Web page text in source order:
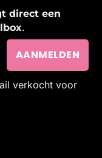
direct een
.
verkocht voor